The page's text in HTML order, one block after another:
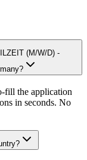
(M/W/D) -
the application
in seconds. No